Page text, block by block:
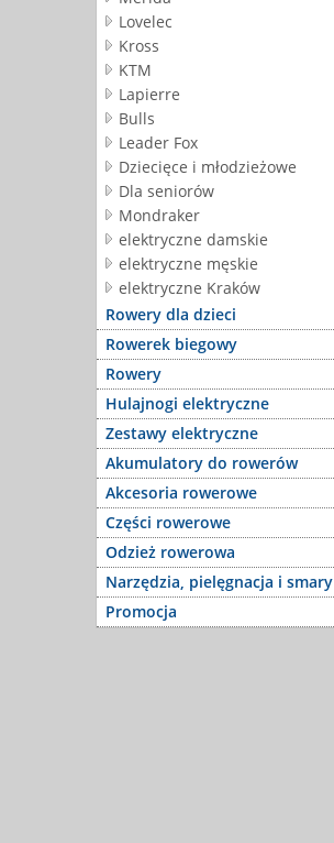
Lovelec
Kross
KTM
Lapierre
Bulls
Leader Fox
Dziecięce i młodzieżowe
Dla seniorów
Mondraker
elektryczne damskie
elektryczne męskie
elektryczne Kraków
Rowery dla dzieci
Rowerek biegowy
Rowery
Hulajnogi elektryczne
Zestawy elektryczne
Akumulatory do rowerów
Akcesoria rowerowe
Części rowerowe
Odzież rowerowa
Narzędzia, pielęgnacja i smary
Promocja